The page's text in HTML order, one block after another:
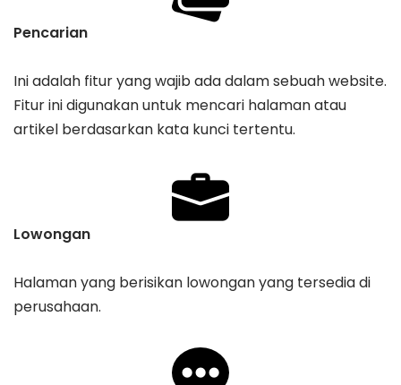
Pencarian
Ini adalah fitur yang wajib ada dalam sebuah website.
Fitur ini digunakan untuk mencari halaman atau
artikel berdasarkan kata kunci tertentu.
Lowongan
Halaman yang berisikan lowongan yang tersedia di
perusahaan.